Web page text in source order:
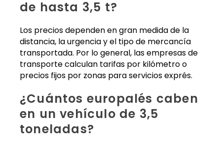
de hasta 3,5 t?
Los precios dependen en gran medida de la
distancia, la urgencia y el tipo de mercancía
transportada. Por lo general, las empresas de
transporte calculan tarifas por kilómetro o
precios fijos por zonas para servicios exprés.
¿Cuántos europalés caben
en un vehículo de 3,5
toneladas?